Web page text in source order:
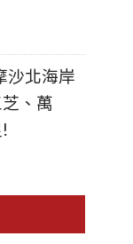
沙北海岸
、萬